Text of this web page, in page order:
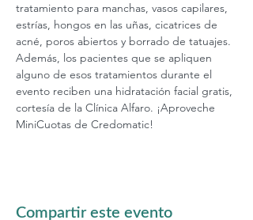
tratamiento para manchas, vasos capilares,
estrías, hongos en las uñas, cicatrices de
acné, poros abiertos y borrado de tatuajes.
Además, los pacientes que se apliquen
alguno de esos tratamientos durante el
evento reciben una hidratación facial gratis,
cortesía de la Clínica Alfaro. ¡Aproveche
MiniCuotas de Credomatic!
Compartir este evento